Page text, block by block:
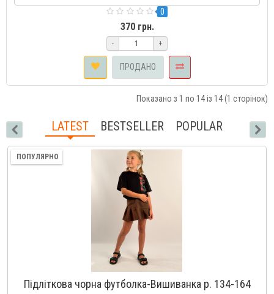
0
370 грн.
- +
ПРОДАНО
Показано з 1 по 14 із 14 (1 сторінок)
LATEST BESTSELLER POPULAR
ПОПУЛЯРНО
Підліткова чорна футболка-Вишиванка р. 134-164